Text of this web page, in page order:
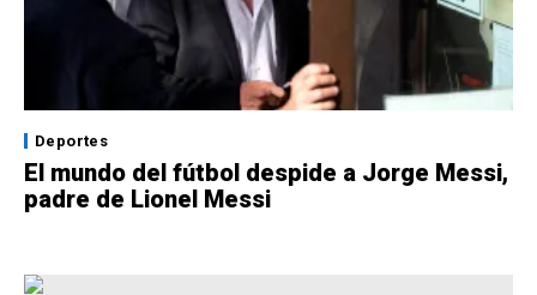
Deportes
El mundo del fútbol despide a Jorge Messi,
padre de Lionel Messi